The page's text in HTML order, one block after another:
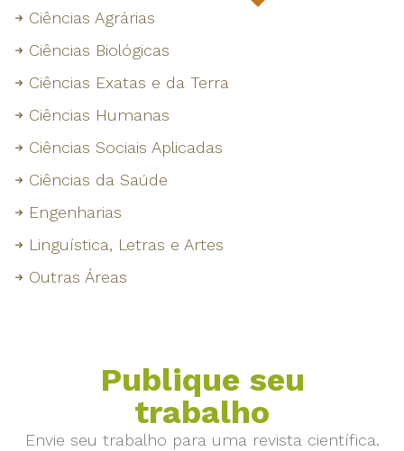
Ciências Agrárias
Ciências Biológicas
Ciências Exatas e da Terra
Ciências Humanas
Ciências Sociais Aplicadas
Ciências da Saúde
Engenharias
Linguística, Letras e Artes
Outras Áreas
Publique seu
trabalho
Envie seu trabalho para uma revista científica.